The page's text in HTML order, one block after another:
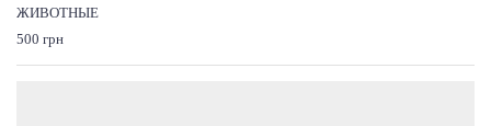
ЖИВОТНЫЕ
500 грн